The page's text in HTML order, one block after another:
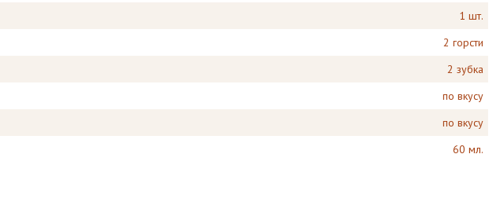
1 шт.
2 горсти
2 зубка
по вкусу
по вкусу
60 мл.